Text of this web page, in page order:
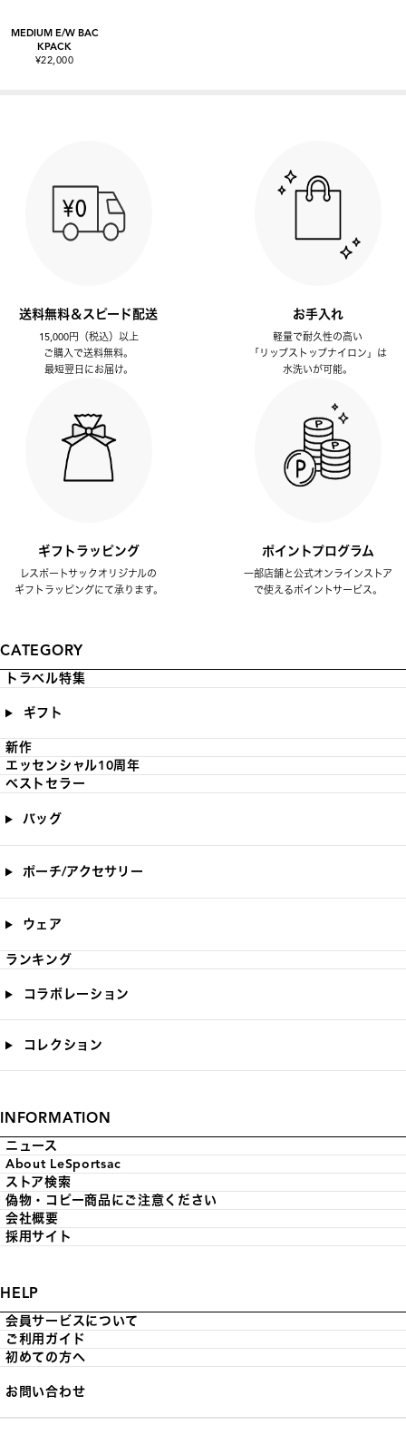
MEDIUM E/W BAC
KPACK
¥22,000
送料無料＆スピード配送
15,000円（税込）以上
ご購入で送料無料。
最短翌日にお届け。
お手入れ
軽量で耐久性の高い
「リップストップナイロン」は
水洗いが可能。
ギフトラッピング
レスポートサックオリジナルの
ギフトラッピングにて承ります。
ポイントプログラム
一部店舗と公式オンラインストア
で使えるポイントサービス。
CATEGORY
トラベル特集
ギフト
新作
エッセンシャル10周年
ベストセラー
バッグ
ポーチ/アクセサリー
ウェア
ランキング
コラボレーション
コレクション
INFORMATION
ニュース
About LeSportsac
ストア検索
偽物・コピー商品にご注意ください
会社概要
採用サイト
HELP
会員サービスについて
ご利用ガイド
初めての方へ
お問い合わせ